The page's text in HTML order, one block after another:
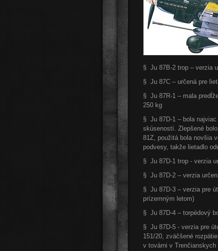
§ Ju 87B-2 trop – verzia
§ Ju 87C – určená pre
§ Ju 87R-1 – mala
250 kg
§ Ju 87D-1 – bola
skúseností. Zlepšené
81Z, použitá bola novšia
podvesy, takže lietadlo
§ Ju 87D-1 trop - verzia
§ Ju 87D-2 – verzia
§ Ju 87D-3 – verzia pre
prízemným letom)
§ Ju 87D-4 – torpédový
§ Ju 87D-5 - verzia pre
151/20, zväčšené
v továrni v